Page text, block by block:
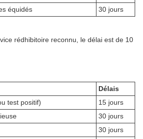
équidés
30 jours
rédhibitoire reconnu, le délai est de 10
Délais
test positif)
15 jours
30 jours
30 jours